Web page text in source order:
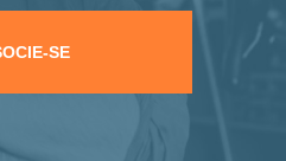
SE